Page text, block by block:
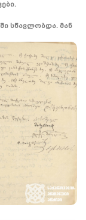
სწავლობდა. მან